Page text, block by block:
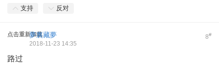
支持 反对
点击重新加载 8#
夢裏藏夢
2018-11-23 14:35
路过